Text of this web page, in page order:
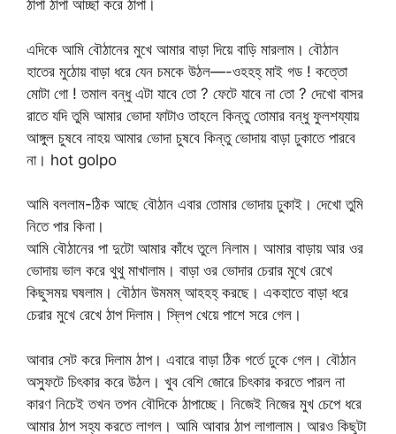
ঠাপা ঠাপা আচ্ছা করে ঠাপা।
এদিকে আমি বৌঠানের মুখে আমার বাড়া দিয়ে বাড়ি মারলাম। বৌঠান
হাতের মুঠোয় বাড়া ধরে যেন চমকে উঠল—-ওহহহ্ মাই গড ! কত্তো
মোটা গো ! তমাল বন্ধু এটা যাবে তো ? ফেটে যাবে না তো ? দেখো বাসর
রাতে যদি তুমি আমার ভোদা ফাটাও তাহলে কিন্তু তোমার বন্ধু ফুলশয্যায়
আঙ্গুল চুষবে নাহয় আমার ভোদা চুষবে কিন্তু ভোদায় বাড়া ঢুকাতে পারবে
না। hot golpo
আমি বললাম-ঠিক আছে বৌঠান এবার তোমার ভোদায় ঢুকাই। দেখো তুমি
নিতে পার কিনা।
আমি বৌঠানের পা দুটো আমার কাঁধে তুলে নিলাম। আমার বাড়ায় আর ওর
ভোদায় ভাল করে থুথু মাখালাম। বাড়া ওর ভোদার চেরার মুখে রেখে
কিছুসময় ঘষলাম। বৌঠান উমমম্ আহহহ্ করছে। একহাতে বাড়া ধরে
চেরার মুখে রেখে ঠাপ দিলাম। স্লিপ খেয়ে পাশে সরে গেল।
আবার সেট করে দিলাম ঠাপ। এবারে বাড়া ঠিক গর্তে ঢুকে গেল। বৌঠান
অস্ফুটে চিৎকার করে উঠল। খুব বেশি জোরে চিৎকার করতে পারল না
কারণ নিচেই তখন তপন বৌদিকে ঠাপাচ্ছে। নিজেই নিজের মুখ চেপে ধরে
আমার ঠাপ সহ্য করতে লাগল। আমি আবার ঠাপ লাগালাম। আরও কিছুটা